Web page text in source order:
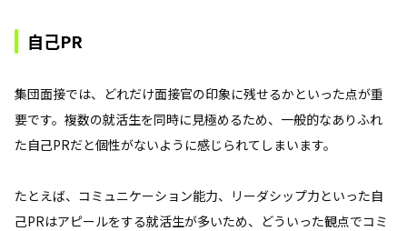
自己PR
集団面接では、どれだけ面接官の印象に残せるかといった点が重
要です。複数の就活生を同時に見極めるため、一般的なありふれ
た自己PRだと個性がないように感じられてしまいます。
たとえば、コミュニケーション能力、リーダシップ力といった自
己PRはアピールをする就活生が多いため、どういった観点でコミ